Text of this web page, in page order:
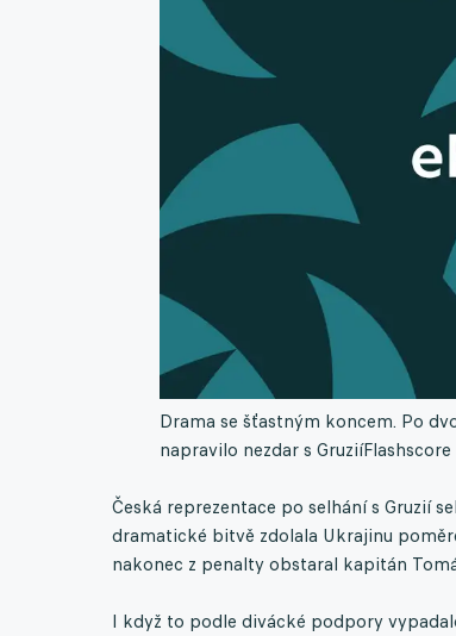
Drama se šťastným koncem. Po
napravilo nezdar s GruziíFlashscore
Česká reprezentace po selhání s Gruzií
dramatické bitvě zdolala Ukrajinu
nakonec z penalty obstaral kapitán
I když to podle divácké podpory